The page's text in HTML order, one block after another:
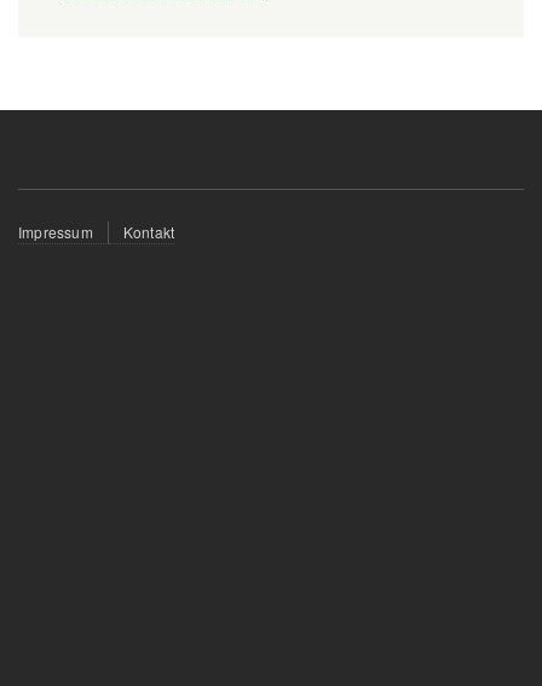
Fußzeilenmenü
Impressum Kontakt